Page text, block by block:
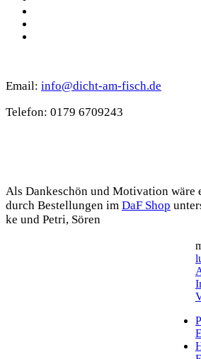
Email: info@dicht-am-fisch.de
Tele­fon: 0179 6709243
Als Dan­ke­schön und Moti­va­ti­on wäre
durch Bestel­lun­gen im DaF Shop
ke und Petri, Sören